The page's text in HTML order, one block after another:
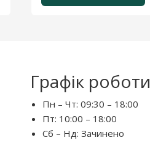
Графік роботи
Пн – Чт: 09:30 – 18:00
Пт: 10:00 – 18:00
Сб – Нд: Зачинено